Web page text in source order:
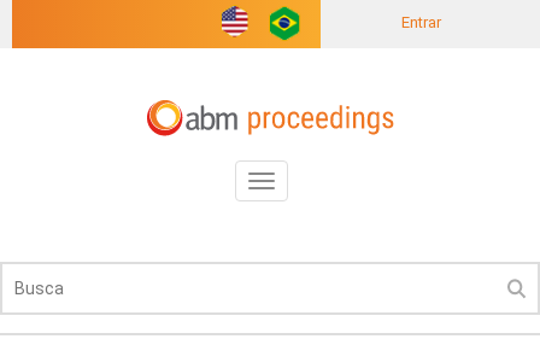
Entrar
Toggle
navigation